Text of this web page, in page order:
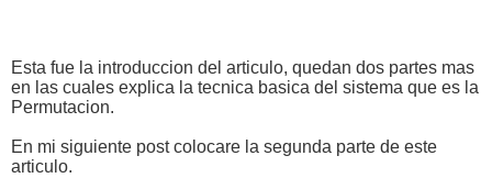
Esta fue la introduccion del articulo, quedan dos partes mas
en las cuales explica la tecnica basica del sistema que es la
Permutacion.
En mi siguiente post colocare la segunda parte de este
articulo.